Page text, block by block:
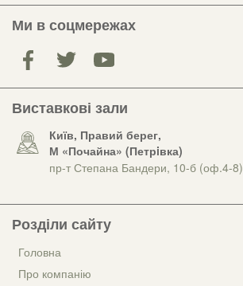
Ми в соцмережах
Виставкові зали
Київ, Правий берег,
М «Почайна» (Петрiвка)
пр-т Степана Бандери, 10-б (оф.4-8)
Розділи сайту
Головна
Про компанію